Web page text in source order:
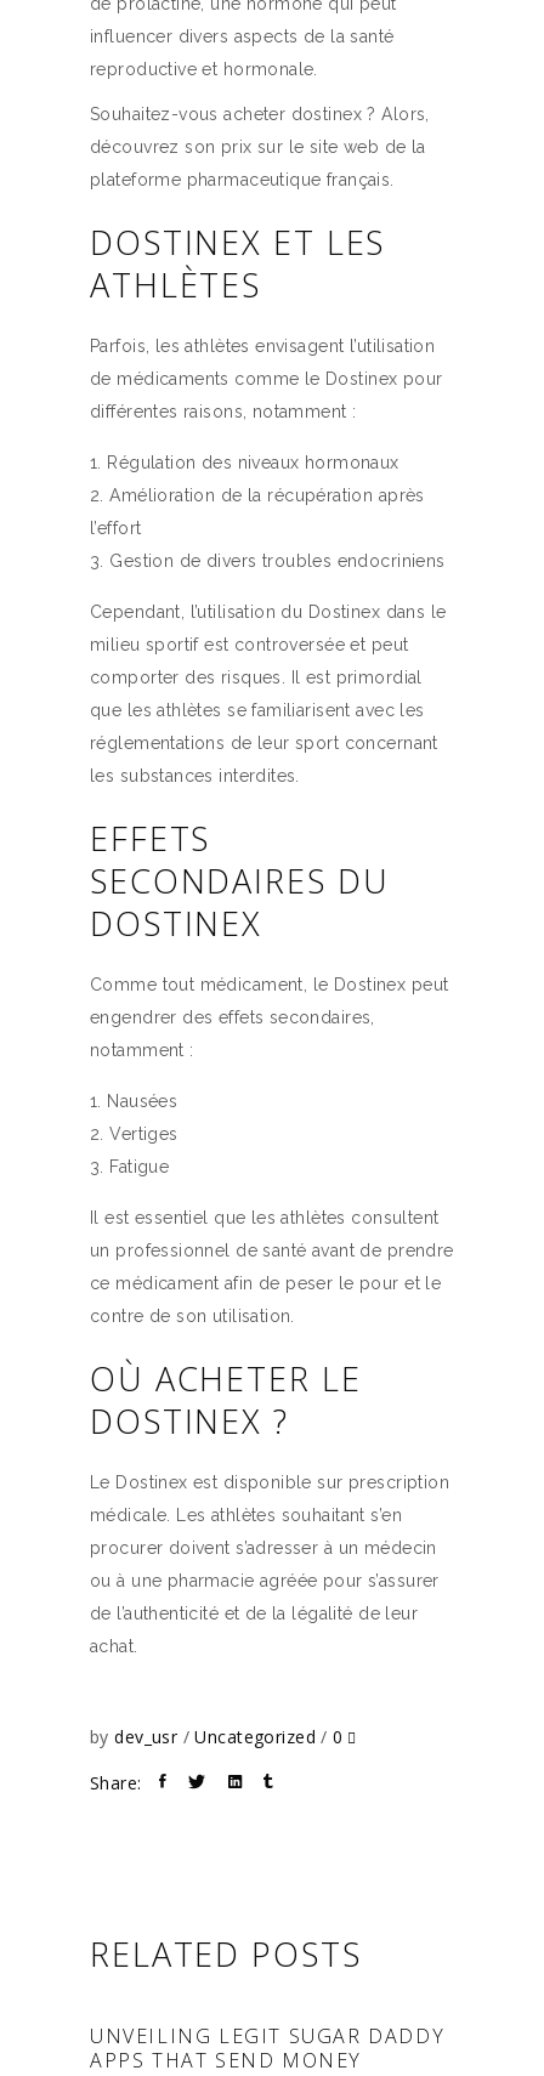
influencer divers aspects de la santé
reproductive et hormonale.
Souhaitez-vous acheter dostinex ? Alors,
découvrez son prix sur le site web de la
plateforme pharmaceutique français.
DOSTINEX ET LES
ATHLÈTES
Parfois, les athlètes envisagent l’utilisation
de médicaments comme le Dostinex pour
différentes raisons, notamment :
Régulation des niveaux hormonaux
Amélioration de la récupération après
l’effort
Gestion de divers troubles endocriniens
Cependant, l’utilisation du Dostinex dans le
milieu sportif est controversée et peut
comporter des risques. Il est primordial
que les athlètes se familiarisent avec les
réglementations de leur sport concernant
les substances interdites.
EFFETS
SECONDAIRES DU
DOSTINEX
Comme tout médicament, le Dostinex peut
engendrer des effets secondaires,
notamment :
Nausées
Vertiges
Fatigue
Il est essentiel que les athlètes consultent
un professionnel de santé avant de prendre
ce médicament afin de peser le pour et le
contre de son utilisation.
OÙ ACHETER LE
DOSTINEX ?
Le Dostinex est disponible sur prescription
médicale. Les athlètes souhaitant s’en
procurer doivent s’adresser à un médecin
ou à une pharmacie agréée pour s’assurer
de l’authenticité et de la légalité de leur
achat.
bydev_usr Uncategorized
0
Share:
RELATED POSTS
UNVEILING LEGIT SUGAR DADDY
APPS THAT SEND MONEY